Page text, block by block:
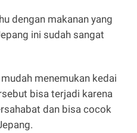
dengan makanan yang
ini sudah sangat
menemukan kedai
bisa terjadi karena
dan bisa cocok